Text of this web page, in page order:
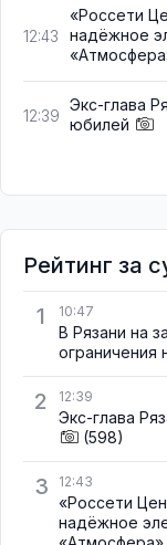
12:43
«Россети
надёжное
12:39
Экс-глава
юбилей
Рейтинг за
1
10:47
В Рязани на
ограничения
2 12:39
Экс-глава
(598)
3 12:43
«Россети
надёжное